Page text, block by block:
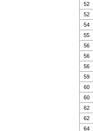
52
52
54
55
56
56
56
59
60
60
62
62
64